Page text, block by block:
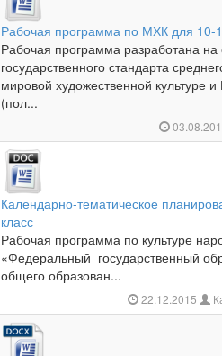
Рабочая программа по МХК для 10-
Рабочая программа разработана
государственного стандарта
мировой художественной культуре
(пол...
Календарно-тематическое
класс
Рабочая программа по культуре
«Федеральный государственный
общего образован...
22.12.2015